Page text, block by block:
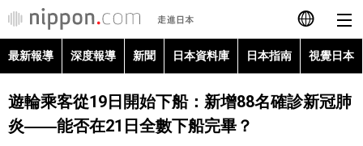
日本語
English
最新報導 深度報導 新聞 日本資料庫 日本指南 視覺日本
遊輪乘客從19日開始下船：新增88名確診新冠肺
炎――能否在21日全數下船完畢？